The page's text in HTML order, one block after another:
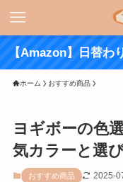
【Amazon】日替わ
ホーム おすすめ商品
ヨギボーの色
気カラーと選
おすすめ商品 2025-